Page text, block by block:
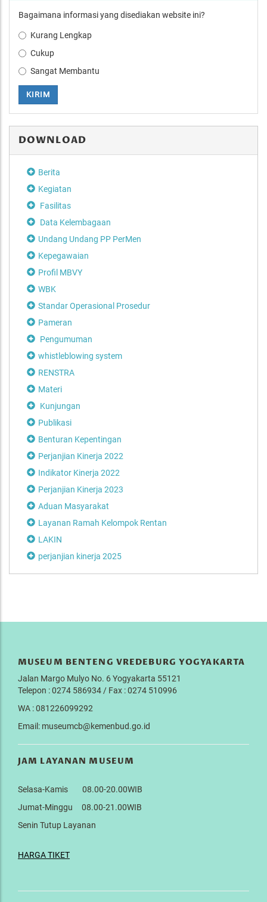
Bagaimana informasi yang disediakan website ini?
Kurang Lengkap
Cukup
Sangat Membantu
KIRIM
DOWNLOAD
Berita
Kegiatan
Fasilitas
Data Kelembagaan
Undang Undang PP PerMen
Kepegawaian
Profil MBVY
WBK
Standar Operasional Prosedur
Pameran
Pengumuman
whistleblowing system
RENSTRA
Materi
Kunjungan
Publikasi
Benturan Kepentingan
Perjanjian Kinerja 2022
Indikator Kinerja 2022
Perjanjian Kinerja 2023
Aduan Masyarakat
Layanan Ramah Kelompok Rentan
LAKIN
perjanjian kinerja 2025
MUSEUM BENTENG VREDEBURG YOGYAKARTA
Jalan Margo Mulyo No. 6 Yogyakarta 55121
Telepon : 0274 586934 / Fax : 0274 510996
WA : 081226099292
Email: museumcb@kemenbud.go.id
JAM LAYANAN MUSEUM
Selasa-Kamis 08.00-20.00WIB
Jumat-Minggu 08.00-21.00WIB
Senin Tutup Layanan
HARGA TIKET